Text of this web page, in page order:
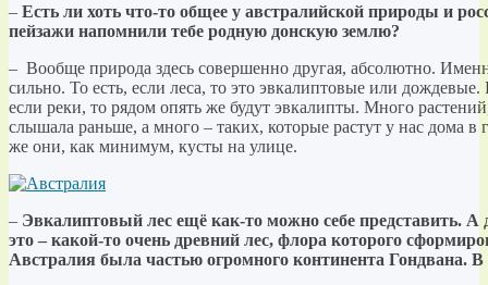
– Есть ли хоть что-то общее у австралийской природы и
пейзажи напомнили тебе родную донскую землю?
– Вообще природа здесь совершенно другая, абсолютно.
сильно. То есть, если леса, то это эвкалиптовые или дождевые.
если реки, то рядом опять же будут эвкалипты. Много
слышала раньше, а много – таких, которые растут у нас дома в
же они, как минимум, кусты на улице.
– Эвкалиптовый лес ещё как-то можно себе представить.
это – какой-то очень древний лес, флора которого
Австралия была частью огромного континента Гондвана. В